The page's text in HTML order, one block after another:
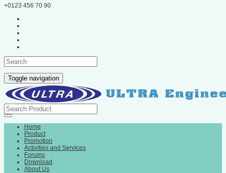
+0123 456 70 90
Toggle navigation
Home
Product
Promotion
Activities and Services
Forums
Download
About Us